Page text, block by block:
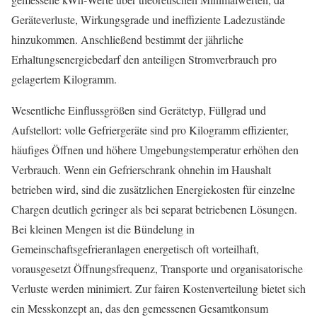
Geräteverluste, Wirkungsgrade und ineffiziente Ladezustände
hinzukommen. Anschließend bestimmt der jährliche
Erhaltungsenergiebedarf den anteiligen Stromverbrauch pro
gelagertem Kilogramm.
Wesentliche Einflussgrößen sind Gerätetyp, Füllgrad und
Aufstellort: volle Gefriergeräte sind pro Kilogramm effizienter,
häufiges Öffnen und höhere Umgebungstemperatur erhöhen den
Verbrauch. Wenn ein Gefrierschrank ohnehin im Haushalt
betrieben wird, sind die zusätzlichen Energiekosten für einzelne
Chargen deutlich geringer als bei separat betriebenen Lösungen.
Bei kleinen Mengen ist die Bündelung in
Gemeinschaftsgefrieranlagen energetisch oft vorteilhaft,
vorausgesetzt Öffnungsfrequenz, Transporte und organisatorische
Verluste werden minimiert. Zur fairen Kostenverteilung bietet sich
ein Messkonzept an, das den gemessenen Gesamtkonsum